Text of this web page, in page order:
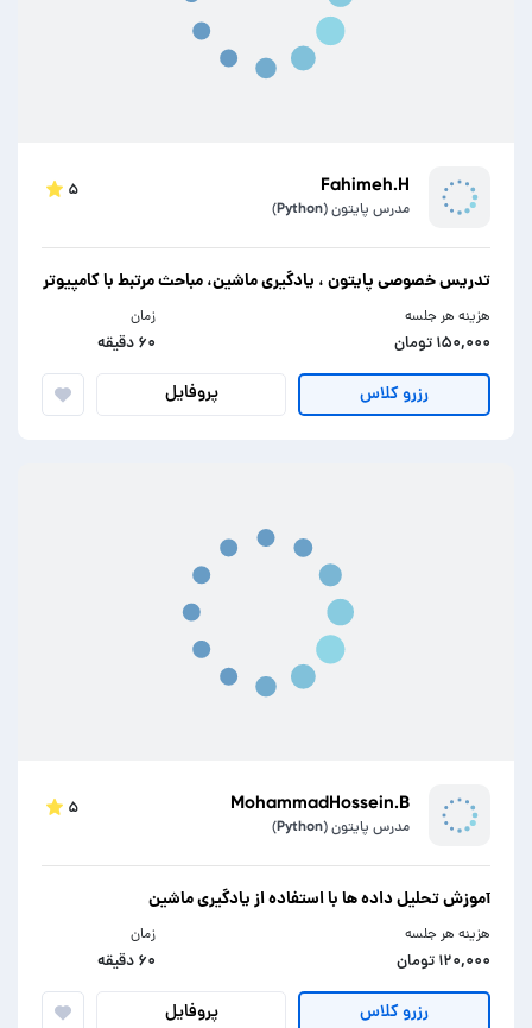
Fahimeh.H
مدرس پایتون (Python)
۵
تدریس خصوصی پایتون ، یادگیری ماشین، مباحث مرتبط با کامپیوتر
هزینه هر جلسه
۱۵۰,۰۰۰ تومان
زمان
۶۰ دقیقه
رزرو کلاس پروفایل
MohammadHossein.B
مدرس پایتون (Python)
۵
آموزش تحلیل داده ها با استفاده از یادگیری ماشین
هزینه هر جلسه
۱۲۰,۰۰۰ تومان
زمان
۶۰ دقیقه
رزرو کلاس پروفایل